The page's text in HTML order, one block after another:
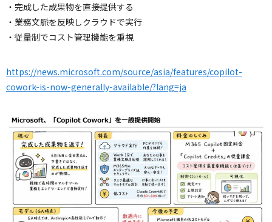
・完成した成果物を直接提供する
・業務文脈を反映しクラウドで実行
・従量制でコスト管理機能を重視
https://news.microsoft.com/source/asia/features/copilot-
cowork-is-now-generally-available/?lang=ja